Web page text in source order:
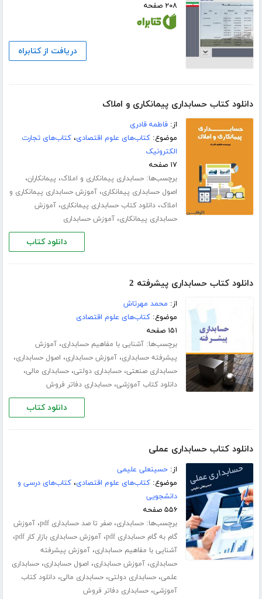
۲۰۸ صفحه
دریافت از کتابراه
دانلود کتاب حسابداری پیمانکاری و املاک
از:فاطمه قادری
موضوع:کتاب‌های علوم اقتصادی،کتاب‌های تجارت
الکترونیک
۱۷ صفحه
برچسب‌ها:حسابداری پیمانکاری و املاک، پیمانکاران،
اصول حسابداری پیمانکاری،آموزش حسابداری پیمانکاری و
املاک،دانلود کتاب حسابداری پیمانکاری،آموزش
حسابداری پیمانکاری،آموزش حسابداری
دانلود کتاب
دانلود کتاب حسابداری پیشرفته 2
از: محمد مهرتاش
موضوع:کتاب‌های علوم اقتصادی
۱۵۱ صفحه
برچسب‌ها:آشنایی با مفاهیم حسابداری،آموزش
پیشرفته حسابداری،آموزش حسابداری، اصول حسابداری،
حسابداری صنعتی،حسابداری دولتی،حسابداری مالی،
دانلود کتاب آموزشی،حسابداری دفاتر فروش
دانلود کتاب
دانلود کتاب حسابداری عملی
از:حسینعلی علیمی
موضوع:کتاب‌های علوم اقتصادی،کتاب‌های درسی و
دانشجویی
۵۵۶ صفحه
برچسب‌ها:حسابداری،صفر تا صد حسابداری pdf ،آموزش
گام به گام حسابداری pdf
،آموزش حسابداری بازار کار pdf ،
آشنایی با مفاهیم حسابداری،آموزش پیشرفته
حسابداری،آموزش حسابداری، اصول حسابداری،حسابداری
علمی،حسابداری دولتی،حسابداری مالی،دانلود کتاب
آموزشی،حسابداری دفاتر فروش